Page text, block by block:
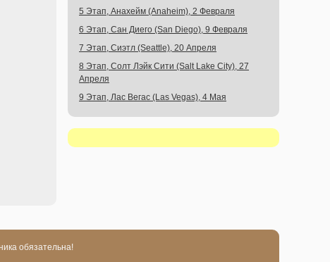
5 Этап, Анахейм (Anaheim), 2 Февраля
6 Этап, Сан Диего (San Diego), 9 Февраля
7 Этап, Сиэтл (Seattle), 20 Апреля
8 Этап, Солт Лэйк Сити (Salt Lake City), 27
Апреля
9 Этап, Лас Вегас (Las Vegas), 4 Мая
обязательна!